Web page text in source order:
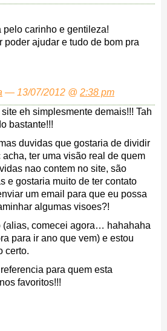
pelo carinho e gentileza!
poder ajudar e tudo de bom pra
— 13/07/2012 @ 2:38 pm
eh simplesmente demais!!! Tah
bastante!!!
duvidas que gostaria de dividir
ter uma visão real de quem
nao contem no site, são
e gostaria muito de ter contato
um email para que eu possa
algumas visoes?!
(alias, comecei agora… hahahaha
para ir ano que vem) e estou
certo.
para quem esta
favoritos!!!